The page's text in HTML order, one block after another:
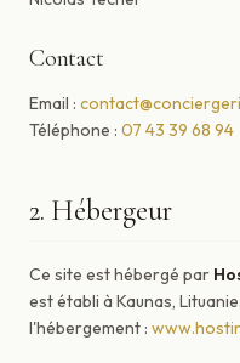
Contact
Email :
Téléphone : 07 43 39 68 94
2. Hébergeur
Ce site est hébergé par
est établi à Kaunas,
l'hébergement :